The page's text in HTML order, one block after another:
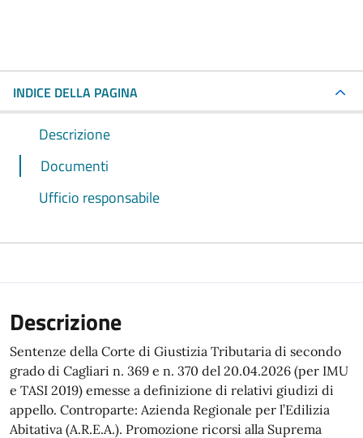
INDICE DELLA PAGINA
Descrizione
Documenti
Ufficio responsabile
Descrizione
Sentenze della Corte di Giustizia Tributaria di secondo
grado di Cagliari n. 369 e n. 370 del 20.04.2026 (per IMU
e TASI 2019) emesse a definizione di relativi giudizi di
appello. Controparte: Azienda Regionale per l’Edilizia
Abitativa (A.R.E.A.). Promozione ricorsi alla Suprema